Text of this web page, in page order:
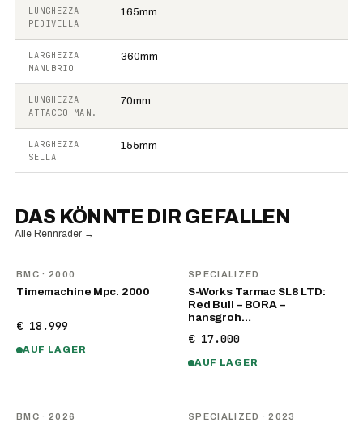
LUNGHEZZA
PEDIVELLA
165mm
LARGHEZZA
MANUBRIO
360mm
LUNGHEZZA
ATTACCO MAN.
70mm
LARGHEZZA
SELLA
155mm
DAS KÖNNTE DIR GEFALLEN
Alle Rennräder →
BMC · 2000
Timemachine Mpc. 2000
€ 18.999
AUF LAGER
SPECIALIZED
S-Works Tarmac SL8 LTD:
Red Bull – BORA –
hansgroh…
€ 17.000
AUF LAGER
BMC · 2026 SPECIALIZED · 2023